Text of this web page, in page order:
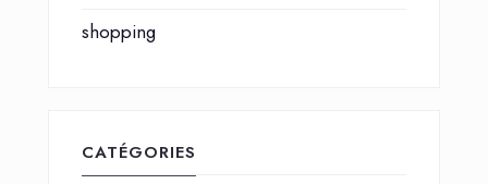
shopping
CATÉGORIES